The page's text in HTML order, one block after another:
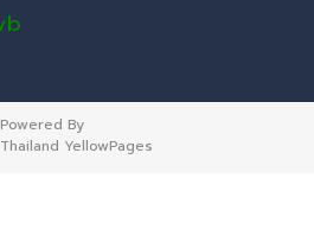
Powered By
Thailand YellowPages